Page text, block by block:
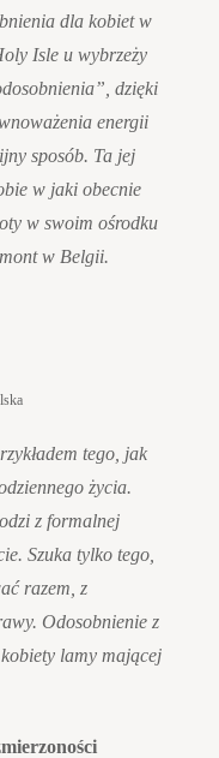
dla kobiet w
Isle u wybrzeży
dzięki
energii
sposób. Ta jej
w jaki obecnie
w swoim ośrodku
w Belgii.
tego, jak
życia.
z formalnej
Szuka tylko tego,
razem, z
Odosobnienie z
lamy mającej